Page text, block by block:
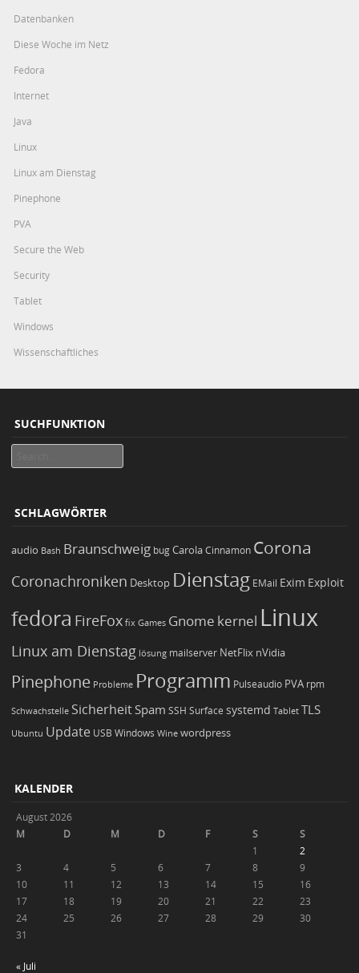
Datenbanken
Diese Woche im Netz
Fedora
Internet
Java
Linux
Linux am Dienstag
Pinephone
PVA
Secure the Web
Security
Tablet
Windows
Wissenschaftliches
SUCHFUNKTION
SCHLAGWÖRTER
audio Bash Braunschweig bugCarola Cinnamon Corona
Coronachroniken Desktop Dienstag EMail Exim Exploit
fedora FireFox fix Games Gnome kernel Linux
Linux am Dienstag lösung mailserver NetFlix nVidia
Pinephone Probleme Programm Pulseaudio PVA rpm
Schwachstelle Sicherheit Spam SSH Surface systemd Tablet TLS
Ubuntu Update USB Windows Wine wordpress
KALENDER
August 2026
M
D M D F S
S
1
2
3
4 5 6 7 8
9
10
11 12 13 14 15
16
17
18 19 20 21 22
23
24
25 26 27 28 29
30
31
« Juli